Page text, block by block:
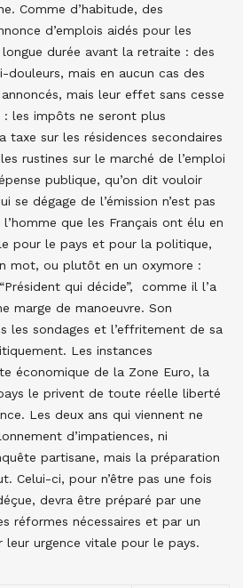
Comme d’habitude, des
d’emplois aidés pour les
durée avant la retraite : des
douleurs, mais en aucun cas des
mais leur effet sans cesse
: les impôts ne seront plus
taxe sur les résidences secondaires
rustines sur le marché de l’emploi
publique, qu’on dit vouloir
se dégage de l’émission n’est pas
que les Français ont élu en
pour le pays et pour la politique,
mot, ou plutôt en un oxymore :
qui décide”, comme il l’a
marge de manoeuvre. Son
les sondages et l’effritement de sa
Les instances
économique de la Zone Euro, la
le privent de toute réelle liberté
Les deux ans qui viennent ne
d’impatiences, ni
partisane, mais la préparation
Celui-ci, pour n’être pas une fois
devra être préparé par une
réformes nécessaires et par un
urgence vitale pour le pays.